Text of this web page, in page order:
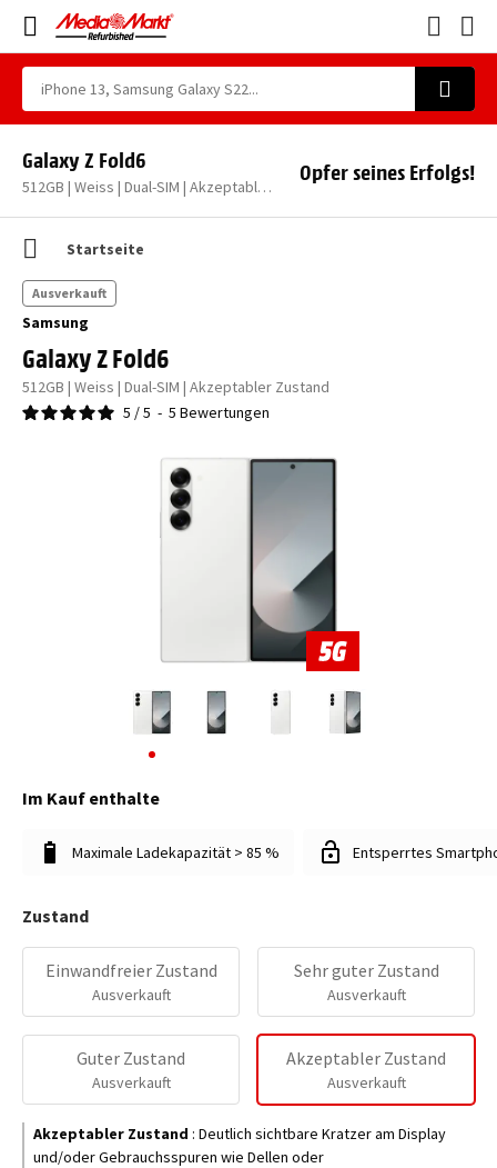
Galaxy Z Fold6
512GB | Weiss | Dual-SIM | Akzeptabler Zustand
Opfer seines Erfolgs!
Startseite
Samsung
Galaxy Z Fold6
512GB | Weiss | Dual-SIM | Akzeptabler Zustand
5 /5 - 5 Bewertungen
Ausverkauft
Im Kauf enthalte
Maximale Ladekapazität > 85 % Entsperrtes
Zustand
Einwandfreier Zustand
Ausverkauft
Sehr guter Zustand
Ausverkauft
Guter Zustand
Ausverkauft
Akzeptabler Zustand
Ausverkauft
Akzeptabler Zustand : Deutlich sichtbare Kratzer am Display
und/oder Gebrauchsspuren wie Dellen oder